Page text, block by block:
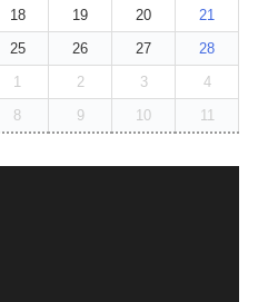
18 19 20
21
25 26 27
28
1 2 3
4
8 9 10 11